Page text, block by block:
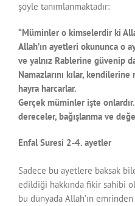
şöyle tanımlanmaktadır:
“Müminler o kimselerdir ki
Allah’ın ayetleri okununca o
ve yalnız Rablerine güvenip
Namazlarını kılar,
hayra harcarlar.
Gerçek müminler işte
dereceler, bağışlanma ve
Enfal Suresi 2-4. ayetler
Sadece bu ayetlere baksak
edildiği hakkında fikir sahibi
bu dünyada Allah’ın emrinden